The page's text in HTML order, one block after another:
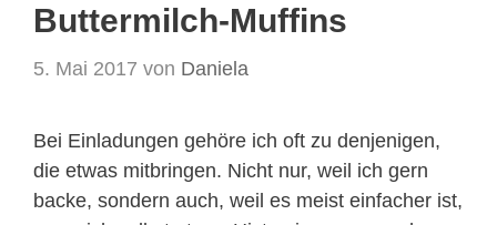
Buttermilch-Muffins
5. Mai 2017 von Daniela
Bei Einladungen gehöre ich oft zu denjenigen,
die etwas mitbringen. Nicht nur, weil ich gern
backe, sondern auch, weil es meist einfacher ist,